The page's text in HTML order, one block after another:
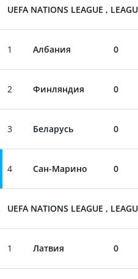
UEFA NATIONS LEAGUE ,
1 Албания 0
2 Финляндия 0
3 Беларусь 0
4 Сан-Марино 0
UEFA NATIONS LEAGUE ,
1 Латвия 0